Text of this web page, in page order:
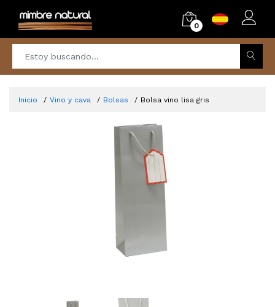
0
Inicio Vino y cava Bolsas Bolsa vino lisa gris